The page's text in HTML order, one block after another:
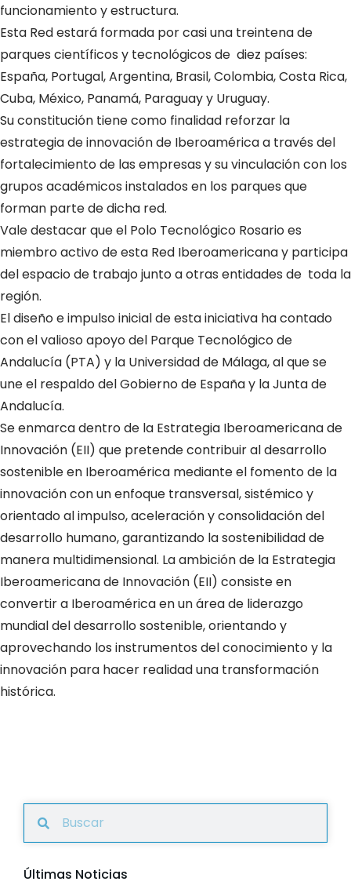
funcionamiento y estructura.
Esta Red estará formada por casi una treintena de
parques científicos y tecnológicos de diez países:
España, Portugal, Argentina, Brasil, Colombia, Costa Rica,
Cuba, México, Panamá, Paraguay y Uruguay.
Su constitución tiene como finalidad reforzar la
estrategia de innovación de Iberoamérica a través del
fortalecimiento de las empresas y su vinculación con los
grupos académicos instalados en los parques que
forman parte de dicha red.
Vale destacar que el Polo Tecnológico Rosario es
miembro activo de esta Red Iberoamericana y participa
del espacio de trabajo junto a otras entidades de toda la
región.
El diseño e impulso inicial de esta iniciativa ha contado
con el valioso apoyo del Parque Tecnológico de
Andalucía (PTA) y la Universidad de Málaga, al que se
une el respaldo del Gobierno de España y la Junta de
Andalucía.
Se enmarca dentro de la Estrategia Iberoamericana de
Innovación (EII) que pretende contribuir al desarrollo
sostenible en Iberoamérica mediante el fomento de la
innovación con un enfoque transversal, sistémico y
orientado al impulso, aceleración y consolidación del
desarrollo humano, garantizando la sostenibilidad de
manera multidimensional. La ambición de la Estrategia
Iberoamericana de Innovación (EII) consiste en
convertir a Iberoamérica en un área de liderazgo
mundial del desarrollo sostenible, orientando y
aprovechando los instrumentos del conocimiento y la
innovación para hacer realidad una transformación
histórica.
Últimas Noticias